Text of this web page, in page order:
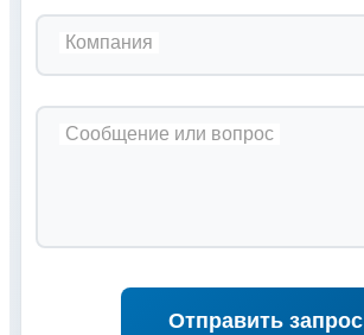
Компания
Сообщение или вопрос
Отправить запрос